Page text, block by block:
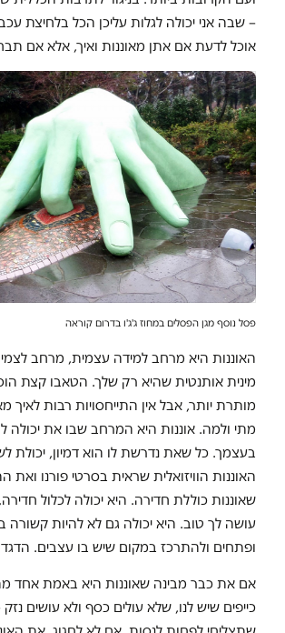
– שבה אני יכולה לגלות עליכן הכל בלחיצת
אוכל לדעת אם אתן מאוננות ואיך, אלא אם
פסל נוסף מגן הפסלים במחוז ג'ג'ו בדרום קוראה
האוננות היא מרחב למידה עצמית, מרחב
מינית אותנטית שהיא רק שלך. הטאבו קצת
מותרת יותר, אבל אין התייחסויות רבות לאיך
מתי ולמה. אוננות היא המרחב שבו את יכולה
בעצמך. כל שאת נדרשת לו הוא דמיון, יכולת
האוננות הוויזואלית שראית בסרטי פורנו
שאוננות כוללת חדירה. היא יכולה לכלול
עושה לך טוב. היא יכולה גם לא להיות קשורה
ופתחים ולהתרכז במקום שיש בו עצבים.
אם את כבר מבינה שאוננות היא באמת אחד
כייפים שיש לנו, שלא עולים כסף ולא עושים